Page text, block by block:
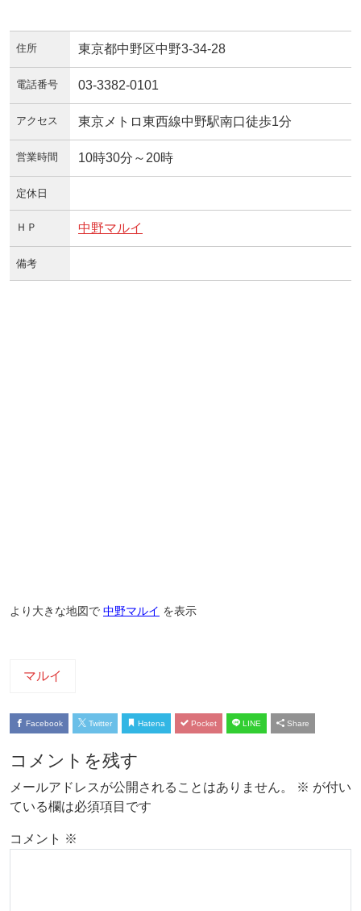
住所 東京都中野区中野3-34-28
電話番号 03-3382-0101
アクセス 東京メトロ東西線中野駅南口徒歩1分
営業時間 10時30分～20時
定休日
ＨＰ 中野マルイ
備考
より大きな地図で 中野マルイ を表示
マルイ
Facebook Twitter Hatena Pocket LINE Share
コメントを残す
メールアドレスが公開されることはありません。 ※ が付い
ている欄は必須項目です
コメント ※